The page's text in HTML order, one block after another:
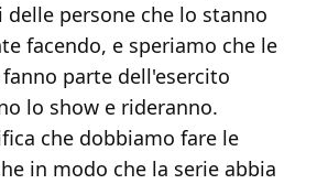
persone che lo stanno
facendo, e speriamo che le
parte dell'esercito
lo show e rideranno.
che dobbiamo fare le
in modo che la serie abbia